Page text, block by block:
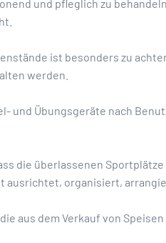
und pfleglich zu
ist besonders zu
werden.
und Übungsgeräte nach
die überlassenen
ausrichtet, organisiert,
aus dem Verkauf von